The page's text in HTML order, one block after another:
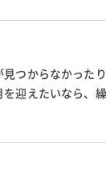
つからなかった
迎えたいなら、